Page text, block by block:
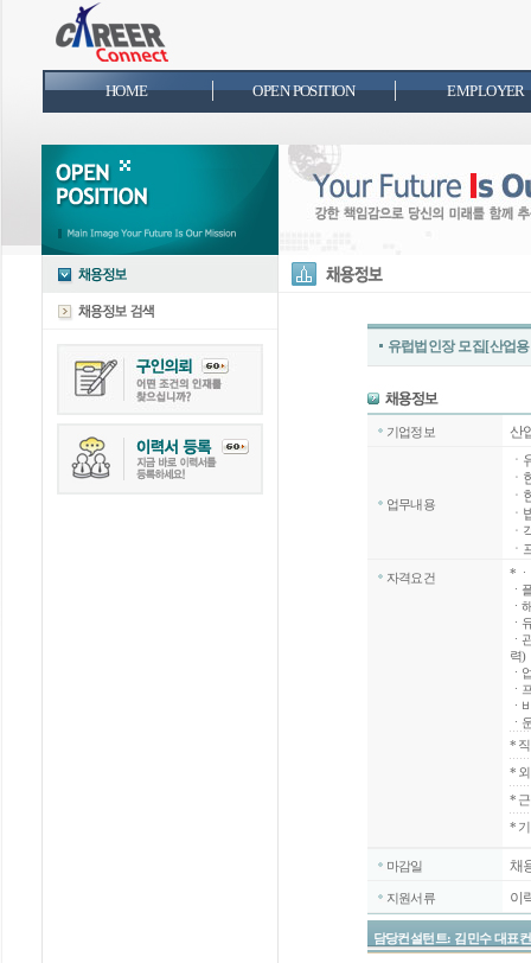
HOME OPEN POSITION EMPLOYER
유럽법인장 모집[산업
기업정보 산
업무내용
ㆍ
ㆍ
ㆍ
ㆍ
ㆍ
자격요건 *
ㆍ
ㆍ
ㆍ
ㆍ
력)
ㆍ
ㆍ
ㆍ
ㆍ
*
*
*
*
마감일 채
지원서류 이
담당컨설턴트: 김민수 대표